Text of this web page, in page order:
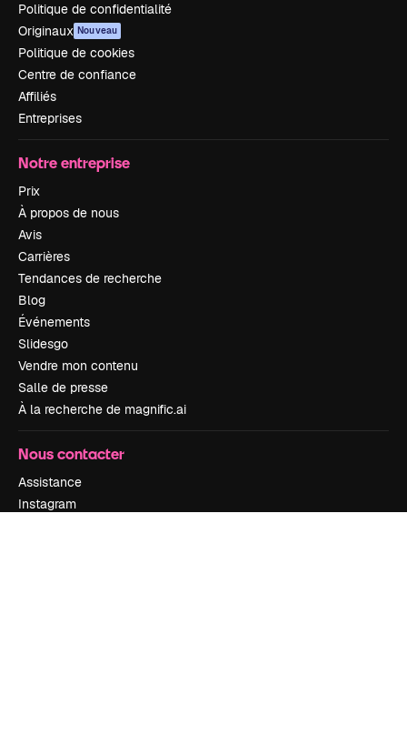
Politique de confidentialité
Originaux Nouveau
Politique de cookies
Centre de confiance
Affiliés
Entreprises
Notre entreprise
Prix
À propos de nous
Avis
Carrières
Tendances de recherche
Blog
Événements
Slidesgo
Vendre mon contenu
Salle de presse
À la recherche de magnific.ai
Nous contacter
Assistance
Instagram